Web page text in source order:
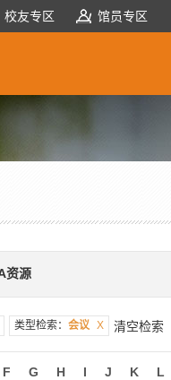
校友专区 馆员专区
资源
类型检索： 会议 X 清空检索
F G H I J K L